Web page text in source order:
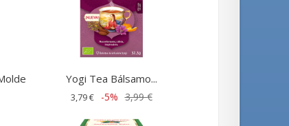
Yogi Tea Bálsamo...
3,79 € -5% 3,99 €